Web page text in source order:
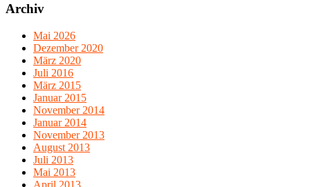
Archiv
Mai 2026
Dezember 2020
März 2020
Juli 2016
März 2015
Januar 2015
November 2014
Januar 2014
November 2013
August 2013
Juli 2013
Mai 2013
April 2013